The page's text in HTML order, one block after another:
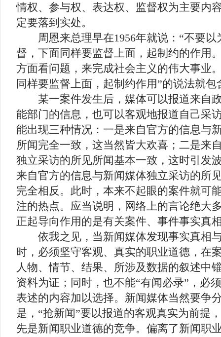
情权、参与权、表达权、监督权为主要内
定要落到实处。
周恩来总理早在1956年就说：“不要以
督，下面同样要监督上面，起制约的作用
方面看问题，来完成社会主义的伟大事业
同样要监督上面，起制约作用”的说法就
某一案件发生后，媒体可以报道来自
能部门的信息，也可以客观地报道自己采
能出现三种情况：一是来自官方的信息与
所闻完全一致，这当然皆大欢喜；二是来
独立采访的所见所闻基本一致，这时引发
来自官方的信息与新闻媒体独立采访的所
完全相反。此时，本来不起眼的案件就可
注的热点。应当说明，网络上的言论绝大
正起导向作用的是有关案件、事件事实真
依我之见，当新闻媒体发现事实真相
时，必须坚守客观、真实的职业道德，在
人物、情节、结果、所涉及数据的叙述中
资料为证；同时，也不能“有闻必录”，必
表述的内容加以选择。新闻媒体当然要争
是，“抢新闻”要以报道的客观真实为前提
先是新闻职业道德的竞争。偏离了新闻职